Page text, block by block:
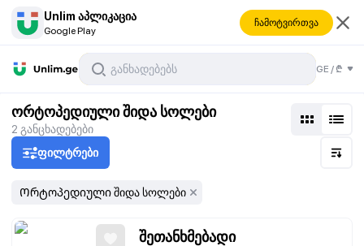
Unlim აპლიკაცია
Google Play
ჩამოტვირთვა
GE /₾
ორტოპედიული შიდა სოლები
2 განცხადებები
ფილტრები
Ორტოპედიული შიდა სოლები
შეთანხმებადი